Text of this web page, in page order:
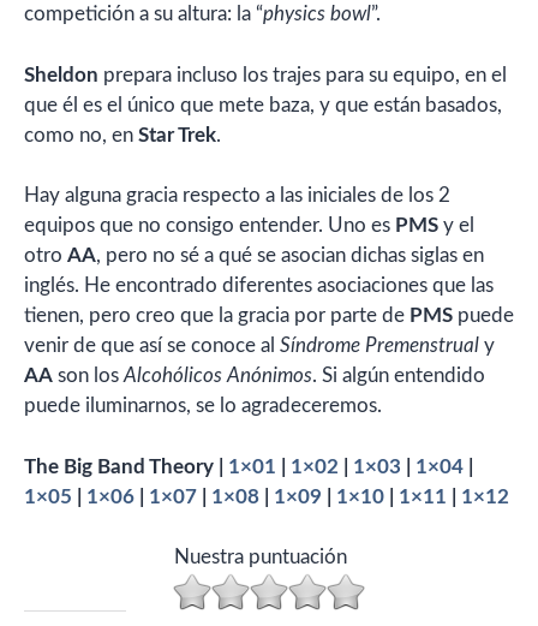
competición a su altura: la “physics bowl”.
Sheldon prepara incluso los trajes para su equipo, en el
que él es el único que mete baza, y que están basados,
como no, en Star Trek.
Hay alguna gracia respecto a las iniciales de los 2
equipos que no consigo entender. Uno es PMS y el
otro AA, pero no sé a qué se asocian dichas siglas en
inglés. He encontrado diferentes asociaciones que las
tienen, pero creo que la gracia por parte de PMS puede
venir de que así se conoce al Síndrome Premenstrual y
AA son los Alcohólicos Anónimos. Si algún entendido
puede iluminarnos, se lo agradeceremos.
The Big Band Theory | 1×01 1×02 1×03 1×04
1×05
1×06 1×07 1×08 1×09 1×10 1×11 1×12
Nuestra puntuación